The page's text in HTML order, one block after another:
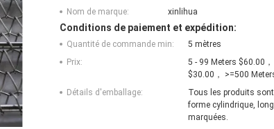
Nom de marque:
xinlihua
Conditions de paiement et expédition:
Quantité de commande min:
5 mètres
Prix:
5 - 99 Meters $60.00
$30.00， >=500
Détails d'emballage:
Tous les produits
forme cylindrique,
marquées.